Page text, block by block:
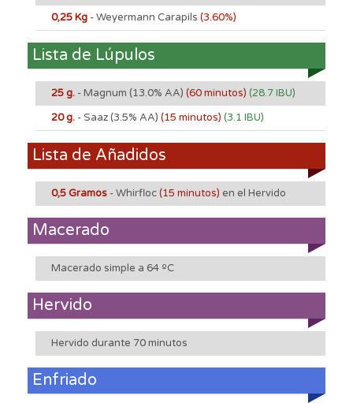
0,25 Kg - Weyermann Carapils (3.60%)
Lista de Lúpulos
25 g. - Magnum (13.0% AA) (60 minutos) (28.7 IBU)
20 g. - Saaz(3.5% AA) (15 minutos) (3.1 IBU)
Lista de Añadidos
0,5 Gramos - Whirfloc(15 minutos) en el Hervido
Macerado
Macerado simple a 64 ºC
Hervido
Hervido durante 70 minutos
Enfriado